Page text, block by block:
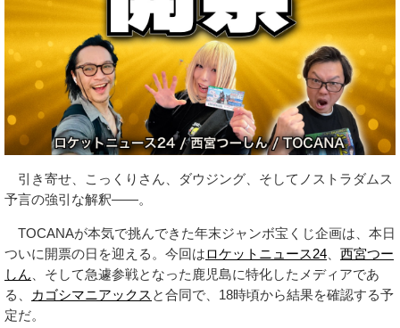
引き寄せ、こっくりさん、ダウジング、そしてノストラダムス
予言の強引な解釈――。
TOCANAが本気で挑んできた年末ジャンボ宝くじ企画は、本日
ついに開票の日を迎える。今回はロケットニュース24
西宮つー
しん 、そして急遽参戦となった鹿児島に特化したメディアであ
る、
カゴシマニアックス と合同で、18時頃から結果を確認する予
定だ。